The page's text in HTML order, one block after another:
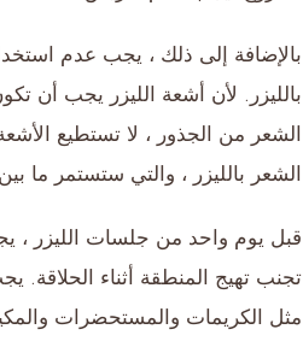
بالإضافة إلى ذلك ، يجب عدم
بالليزر. لأن أشعة الليزر يجب أن
الشعر من الجذور ، لا تستطيع
الشعر بالليزر ، والتي ستستمر ما بين 8 و 12 شهرًا. إذا كان الشعر غير مريح فيجب تقصيره فقط.
قبل يوم واحد من جلسات الليزر ،
تجنب تهيج المنطقة أثناء الحلاقة.
مثل الكريمات والمستحضرات